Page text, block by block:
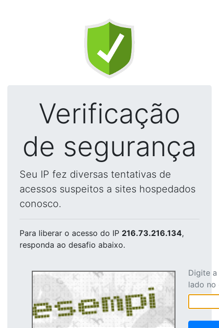
Verificação
de segurança
Seu IP fez diversas tentativas de
acessos suspeitos a sites hospedados
conosco.
Para liberar o acesso do IP 216.73.216.134,
responda ao desafio abaixo.
Digite
lado no